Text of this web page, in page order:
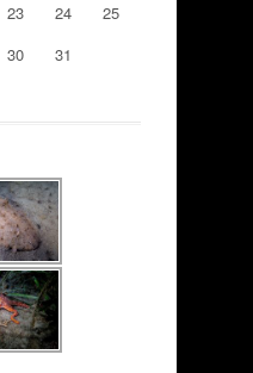
23 24
25
30
31